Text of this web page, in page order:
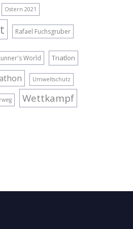
Ostern 2021
Rafael Fuchsgruber
World Triatlon
Umweltschutz
Wettkampf